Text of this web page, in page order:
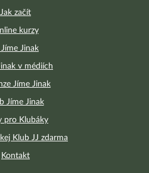
Jak začít
kurzy
Jinak
v médiích
Jíme Jinak
Jíme Jinak
pro Klubáky
Klub JJ zdarma
Kontakt